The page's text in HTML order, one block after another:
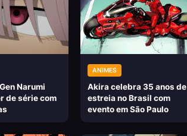
Narumi
de série com
ANIMES
Akira celebra 35 anos de
estreia no Brasil com
evento em São Paulo